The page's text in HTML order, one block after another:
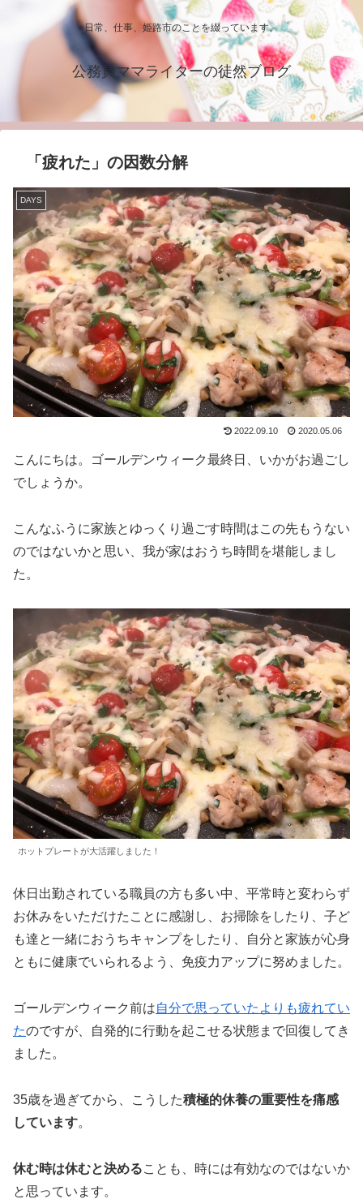
日常、仕事、姫路市のことを綴っています。
公務員ママライターの徒然ブログ
「疲れた」の因数分解
DAYS
2022.09.10 2020.05.06
こんにちは。ゴールデンウィーク最終日、いかがお過ごし
でしょうか。
こんなふうに家族とゆっくり過ごす時間はこの先もうない
のではないかと思い、我が家はおうち時間を堪能しまし
た。
ホットプレートが大活躍しました！
休日出勤されている職員の方も多い中、平常時と変わらず
お休みをいただけたことに感謝し、お掃除をしたり、子ど
も達と一緒におうちキャンプをしたり、自分と家族が心身
ともに健康でいられるよう、免疫力アップに努めました。
ゴールデンウィーク前は自分で思っていたよりも疲れてい
たのですが、自発的に行動を起こせる状態まで回復してき
ました。
35歳を過ぎてから、こうした積極的休養の重要性を痛感
しています。
休む時は休むと決めることも、時には有効なのではないか
と思っています。